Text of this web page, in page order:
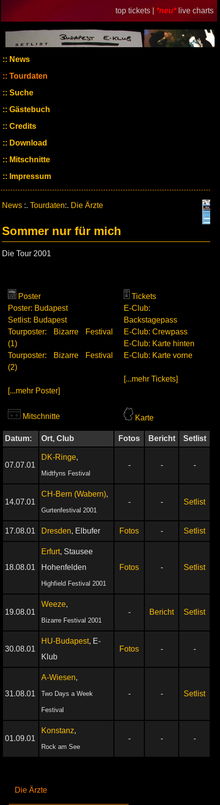
top tickets | *neu* live charts
News
Tourdaten
Suche
Gästebuch
Credits
Download
Mitschnitte
Impressum
Die Ärzte
News :. Tourdaten:. Die Ärzte
Sommer nur für mich
Die Tour 2001
Poster
Poster: Budapest
Setlist: Budapest
Tourposter: Bizarre Festival
(1)
Tourposter: Bizarre Festival
(2)
[...mehr Poster]
Tickets
E-Club:
Backstagepass
E-Club: Crewpass
E-Club: Karte hinten
E-Club: Karte vorne
[...mehr Tickets]
Mitschnitte Karte
Datum: Ort, Club Fotos Bericht Setlist
07.07.01
DK-Ringe,
Midtfyns Festival
- - -
14.07.01
CH-Bern (Wabern),
Gurtenfestival 2001
- - Setlist
17.08.01 Dresden, Elbufer Fotos - Setlist
18.08.01
Erfurt, Stausee
Hohenfelden
Highfield Festival 2001
Fotos - Setlist
19.08.01
Weeze,
Bizarre Festival 2001
- Bericht Setlist
30.08.01
HU-Budapest, E-
Klub
Fotos - -
31.08.01
A-Wiesen,
Two Days a Week
Festival
- - Setlist
01.09.01
Konstanz,
Rock am See
- - -